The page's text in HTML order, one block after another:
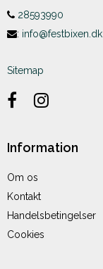
28593990
: info@festbixen.dk
Sitemap
Information
Om os
Kontakt
Handelsbetingelser
Cookies